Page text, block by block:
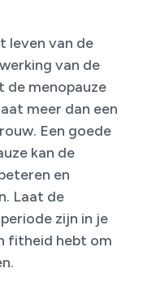
leven van de
van de
de menopauze
meer dan een
Een goede
kan de
en
Laat de
zijn in je
fitheid hebt om